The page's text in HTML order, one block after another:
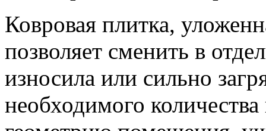
Ковровая плитка,
позволяет сменить в
износила или сильно
необходимого